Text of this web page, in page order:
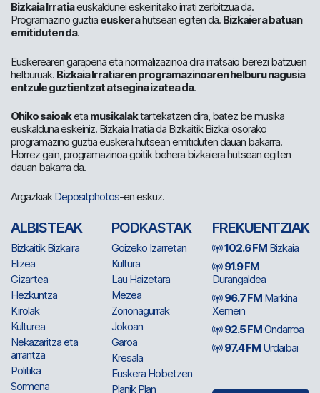
Bizkaia Irratiaeuskaldunei eskeinitako irrati zerbitzua da.
Programazino guztia euskerahutsean egiten da. Bizkaiera batuan
emitiduten da.
Euskerearen garapena eta normalizazinoa dira irratsaio berezi batzuen
helburuak. Bizkaia Irratiaren programazinoaren helburu nagusia
entzule guztientzat atsegina izatea da.
Ohiko saioaketa musikalaktartekatzen dira, batez be musika
euskalduna eskeiniz. Bizkaia Irratia da Bizkaitik Bizkai osorako
programazino guztia euskera hutsean emitiduten dauan bakarra.
Horrez gain, programazinoa goitik behera bizkaiera hutsean egiten
dauan bakarra da.
ArgazkiakDepositphotos-en eskuz.
ALBISTEAK
Bizkaitik Bizkaira
Elizea
Gizartea
Hezkuntza
Kirolak
Kulturea
Nekazaritza eta
arrantza
Politika
Sormena
PODKASTAK
Goizeko Izarretan
Kultura
Lau Haizetara
Mezea
Zorionagurrak
Jokoan
Garoa
Kresala
Euskera Hobetzen
Planik Plan
FREKUENTZIAK
102.6 FM Bizkaia
91.9 FM
Durangaldea
96.7 FM Markina
Xemein
92.5 FMOndarroa
97.4 FM Urdaibai